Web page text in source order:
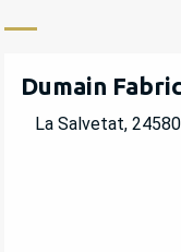
Dumain
La Salvetat,